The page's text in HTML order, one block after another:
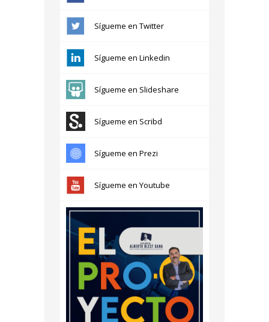
Sígueme en Twitter
Sígueme en Linkedin
Sígueme en Slideshare
Sígueme en Scribd
Sígueme en Prezi
Sígueme en Youtube